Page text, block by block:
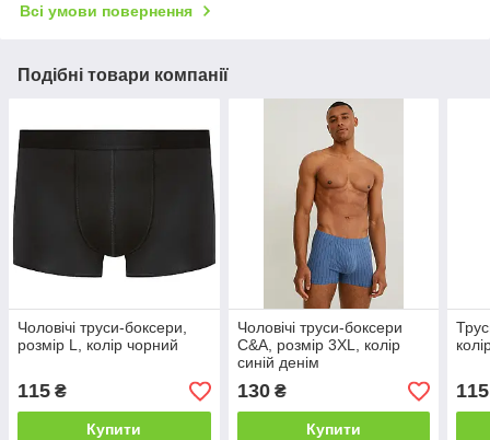
Всі умови повернення
Подібні товари компанії
Чоловічі труси-боксери,
розмір L, колір чорний
115 ₴
Купити
Чоловічі труси-боксери
C&A, розмір 3XL, колір
синій денім
130₴
Купити
115